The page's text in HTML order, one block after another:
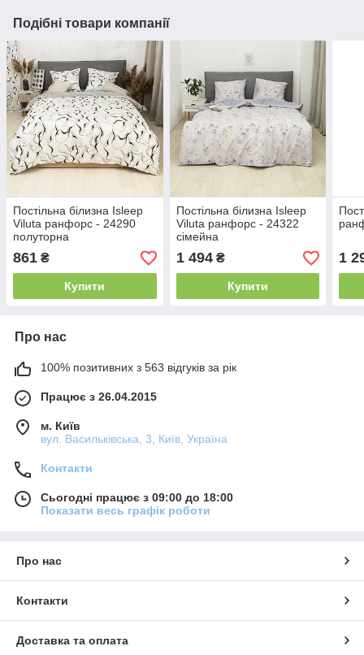
Подібні товари компанії
Постільна білизна Isleep
Viluta ранфорс - 24290
полуторна
861 ₴
Купити
Постільна білизна Isleep
Viluta ранфорс - 24322
сімейна
1 494₴
Купити
1
Про нас
100% позитивних з 563 відгуків за рік
Працює з 26.04.2015
м. Київ
вул. Васильківська, 3, Київ, Україна
Контакти
Сьогодні працює з 09:00 до 18:00
Показати весь графік роботи
Про нас
Контакти
Доставка та оплата